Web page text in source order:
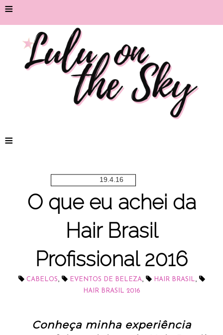
≡
≡
19.4.16
O que eu achei da
Hair Brasil
Profissional 2016
CABELOS, EVENTOS DE BELEZA, HAIR BRASIL,
HAIR BRASIL 2016
Conheça minha experiência